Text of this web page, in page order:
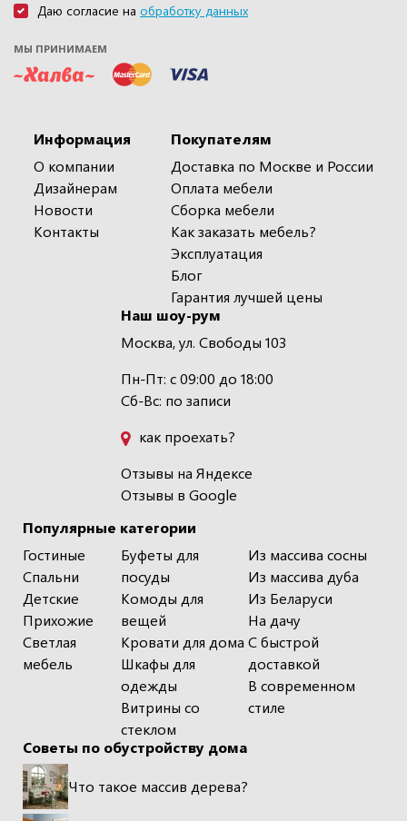
Даю согласие на обработку данных
МЫ ПРИНИМАЕМ
Информация
О компании
Дизайнерам
Новости
Контакты
Популярные категории
Гостиные
Спальни
Детские
Прихожие
Светлая
мебель
Буфеты для
посуды
Комоды для
вещей
Кровати для дома
Шкафы для
одежды
Витрины со
стеклом
Из массива сосны
Из массива дуба
Из Беларуси
На дачу
С быстрой
доставкой
В современном
стиле
Покупателям
Доставка по Москве и России
Оплата мебели
Сборка мебели
Как заказать мебель?
Эксплуатация
Блог
Гарантия лучшей цены
Наш шоу-рум
Москва, ул. Свободы 103
Пн-Пт: с 09:00 до 18:00
Сб-Вс: по записи
как проехать?
Отзывы на Яндексе
Отзывы в Google
Советы по обустройству дома
Что такое массив дерева?